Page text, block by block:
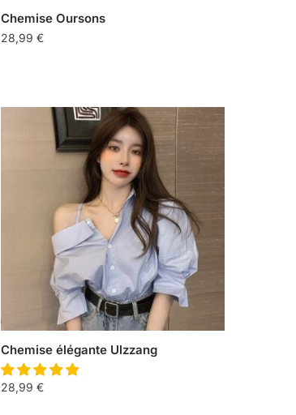
Chemise Oursons
28,99€
Chemise élégante Ulzzang
28,99€